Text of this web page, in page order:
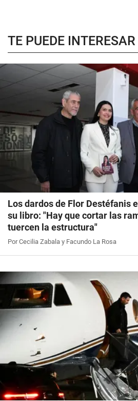
TE PUEDE INTERESAR
Los dardos de Flor Destéfanis
su libro: "Hay que cortar las
tuercen la estructura"
Por Cecilia Zabala y Facundo La Rosa